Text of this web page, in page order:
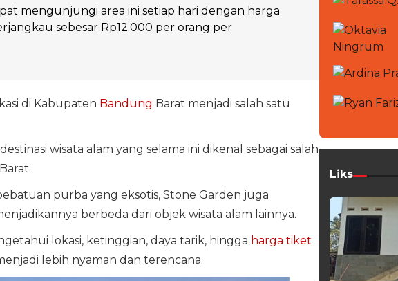
mengunjungi area ini setiap hari dengan harga
sebesar Rp12.000 per orang per
di Kabupaten Bandung Barat menjadi salah satu
wisata alam yang selama ini dikenal sebagai salah
purba yang eksotis, Stone Garden juga
berbeda dari objek wisata alam lainnya.
lokasi, ketinggian, daya tarik, hingga harga tiket
lebih nyaman dan terencana.
Liks